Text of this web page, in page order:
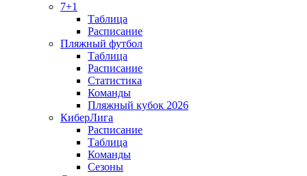
7+1
Таблица
Расписание
Пляжный футбол
Таблица
Расписание
Статистика
Команды
Пляжный кубок 2026
КиберЛига
Расписание
Таблица
Команды
Сезоны